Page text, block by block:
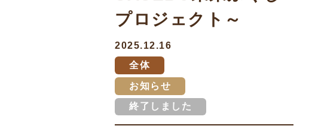
プロジェクト～
2025.12.16
全体
お知らせ
終了しました